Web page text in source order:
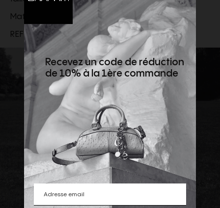
Matière Principale : 53% Laine, 47% Coton
REF: UKS859.KN0156.A116
Recevez un code de réduction
de 10% à la 1ère commande